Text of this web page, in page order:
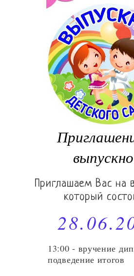
Приглашение на
выпускной!
Просим подтвердить свое
С ЛЮБОВЬЮ, ВЫПУСКНИКИ!
13:00 - вручение дипломов,
подведение итогов
16:00 - праздничный ужин в
28.06.2025
Приглашаем Вас на выпускной,
который состоится